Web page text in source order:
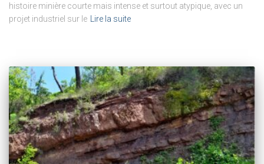
histoire minière courte mais intense et surtout atypique, avec un
projet industriel sur le
Lire la suite